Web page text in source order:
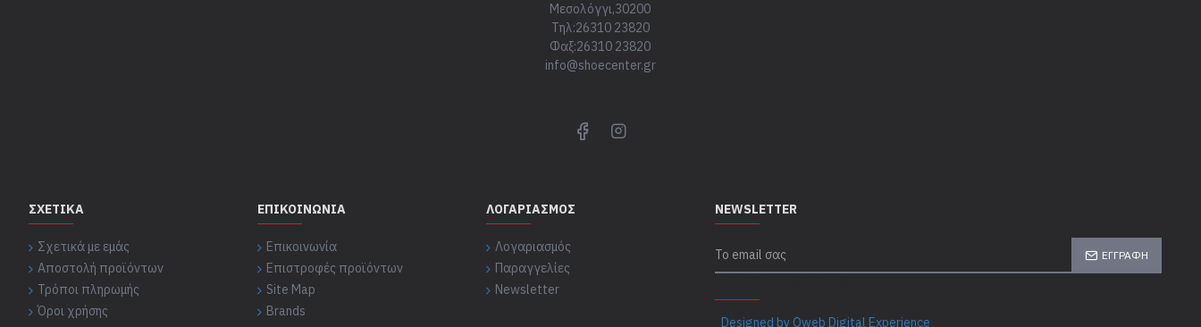
Μεσολόγγι,30200
Τηλ:26310 23820
Φαξ:26310 23820
info@shoecenter.gr
ΣΧΕΤΙΚΆ
Σχετικά με εμάς
Αποστολή προϊόντων
Τρόποι πληρωμής
Όροι χρήσης
ΕΠΙΚΟΙΝΩΝΊΑ
Επικοινωνία
Επιστροφές προϊόντων
Site Map
Brands
ΛΟΓΑΡΙΑΣΜΌΣ
Λογαριασμός
Παραγγελίες
Newsletter
NEWSLETTER
ΕΓΓΡΑΦΉ
Designed by Oweb Digital Experience